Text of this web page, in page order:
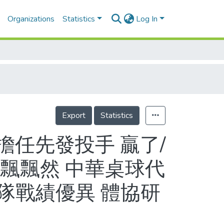
Organizations Statistics Log In
Export Statistics
任先發投手 贏了/
飄然 中華桌球代
戰績優異 體協研